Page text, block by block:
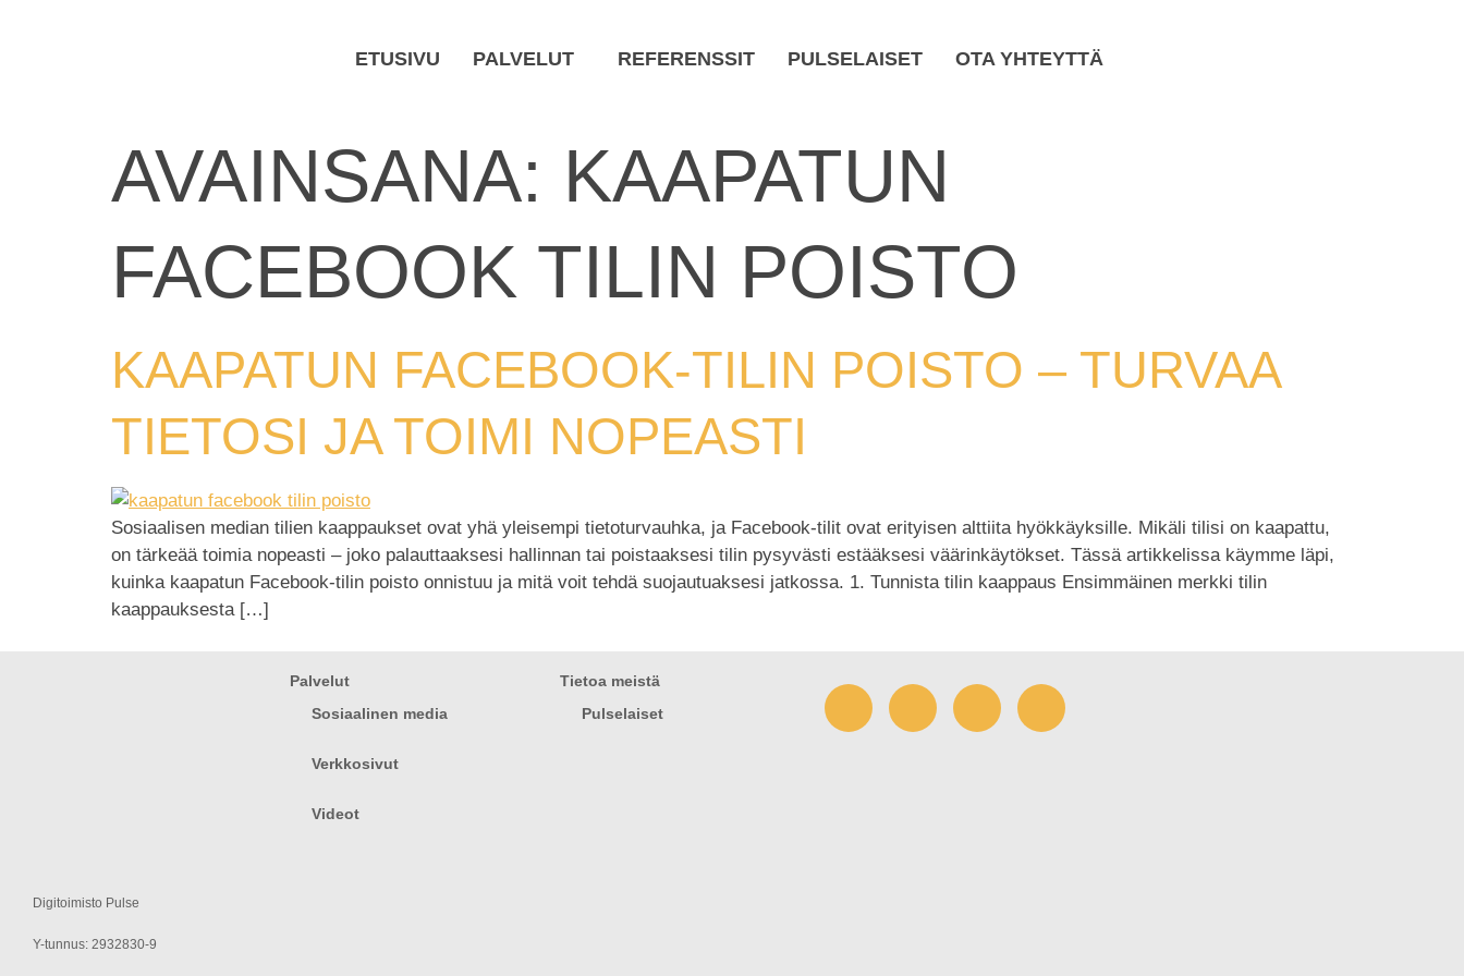
ETUSIVU PALVELUT REFERENSSIT PULSELAISET OTA YHTEYTTÄ
AVAINSANA: KAAPATUN
FACEBOOK TILIN POISTO
KAAPATUN FACEBOOK-TILIN POISTO – TURVAA
TIETOSI JA TOIMI NOPEASTI
Sosiaalisen median tilien kaappaukset ovat yhä yleisempi tietoturvauhka, ja Facebook-tilit ovat erityisen alttiita hyökkäyksille. Mikäli tilisi on kaapattu,
on tärkeää toimia nopeasti – joko palauttaaksesi hallinnan tai poistaaksesi tilin pysyvästi estääksesi väärinkäytökset. Tässä artikkelissa käymme läpi,
kuinka kaapatun Facebook-tilin poisto onnistuu ja mitä voit tehdä suojautuaksesi jatkossa. 1. Tunnista tilin kaappaus Ensimmäinen merkki tilin
kaappauksesta […]
Digitoimisto Pulse
Y-tunnus: 2932830-9
Palvelut
Sosiaalinen media
Verkkosivut
Videot
Tietoa meistä
Pulselaiset